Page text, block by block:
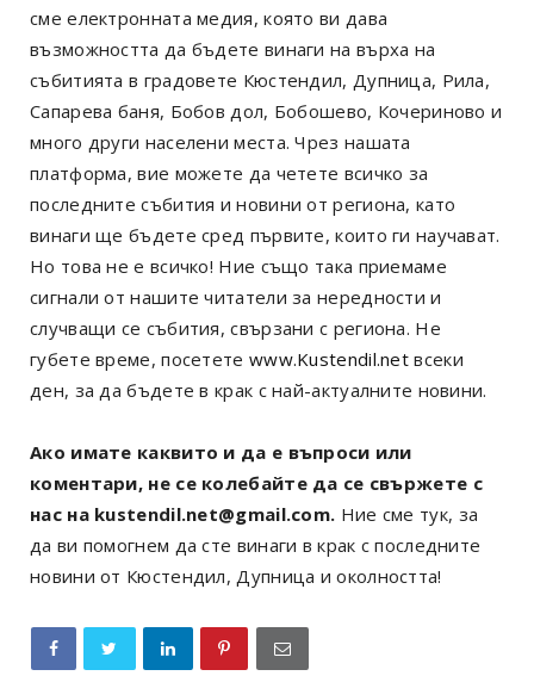
сме електронната медия, която ви дава
възможността да бъдете винаги на върха на
събитията в градовете Кюстендил, Дупница, Рила,
Сапарева баня, Бобов дол, Бобошево, Кочериново и
много други населени места. Чрез нашата
платформа, вие можете да четете всичко за
последните събития и новини от региона, като
винаги ще бъдете сред първите, които ги научават.
Но това не е всичко! Ние също така приемаме
сигнали от нашите читатели за нередности и
случващи се събития, свързани с региона. Не
губете време, посетете www.Kustendil.net всеки
ден, за да бъдете в крак с най-актуалните новини.
Ако имате каквито и да е въпроси или
коментари, не се колебайте да се свържете с
нас на kustendil.net@gmail.com. Ние сме тук, за
да ви помогнем да сте винаги в крак с последните
новини от Кюстендил, Дупница и околността!